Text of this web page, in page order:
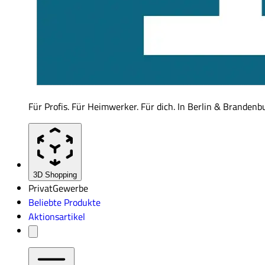
Für Profis. Für Heimwerker. Für dich. In Berlin &
3D Shopping
PrivatGewerbe
Beliebte Produkte
Aktionsartikel